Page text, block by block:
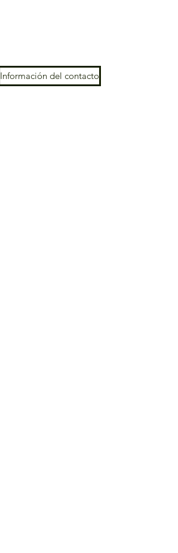
Información del contacto